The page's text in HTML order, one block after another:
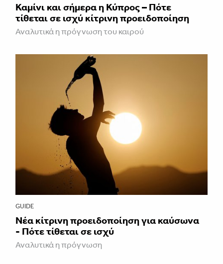
Καμίνι και σήμερα η Κύπρος – Πότε
τίθεται σε ισχύ κίτρινη προειδοποίηση
Αναλυτικά η πρόγνωση του καιρού
GUIDE
Νέα κίτρινη προειδοποίηση για καύσωνα
- Πότε τίθεται σε ισχύ
Αναλυτικά η πρόγνωση